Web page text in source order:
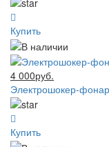
Купить
4 000руб.
Электрошокер-
Купить